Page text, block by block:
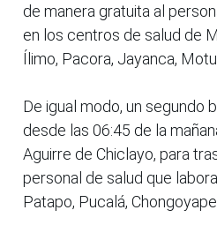
de manera gratuita al
en los centros de salud de
Ílimo, Pacora, Jayanca,
De igual modo, un segundo
desde las 06:45 de la
Aguirre de Chiclayo, para
personal de salud que
Patapo, Pucalá,